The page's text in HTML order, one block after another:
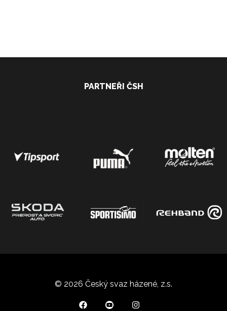
PARTNEŘI ČSH
© 2026 Český svaz házené, z.s.